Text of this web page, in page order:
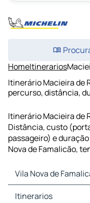
HomeItinerarios
Itinerário Macieira de
percurso, distância,
Itinerário Macieira de
Distância, custo
passageiro) e
Nova de Famalicão,
Vila Nova de
Vila Nova de
Itinerarios